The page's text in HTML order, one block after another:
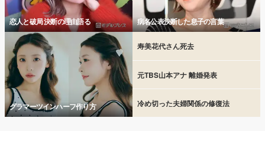
恋人と破局 決断の理由語る 病名公表決断した息子の言葉
グラマーツインハーフ作り方
寿美花代さん死去
元TBS山本アナ 離婚発表
冷め切った夫婦関係の修復法